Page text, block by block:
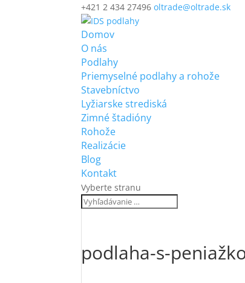
+421 2 434 27496 oltrade@oltrade.sk
Domov
O nás
Podlahy
Priemyselné podlahy a rohože
Stavebníctvo
Lyžiarske strediská
Zimné štadióny
Rohože
Realizácie
Blog
Kontakt
Vyberte stranu
podlaha-s-